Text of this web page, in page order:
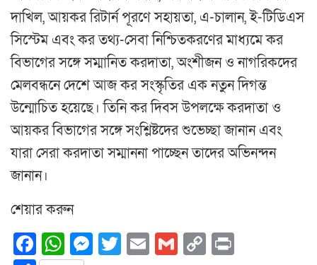
দাখিল, আয়কর রিটার্ন পূরণে সহায়তা, এ-চালান, ই-টিডিএস
সিস্টেম এবং কর তথ্য-সেবা নিশ্চিতকরণের মাধ্যমে কর
বিভাগের সঙ্গে সম্মানিত করদাতা, অংশীজন ও নাগরিকদের
মেলবন্ধনে দেশে আজ কর সংস্কৃতির এক নতুন দিগন্ত
উন্মোচিত হয়েছে। তিনি কর দিবস উপলক্ষে করদাতা ও
আয়কর বিভাগের সঙ্গে সংশ্লিষ্টদের শুভেচ্ছা জানান এবং
যারা সেরা করদাতা সম্মাননা পাচ্ছেন তাদের অভিনন্দন
জানান।
শেয়ার করুন
Facebook
WhatsApp
Messenger
Twitter
EmailGmail
Copy